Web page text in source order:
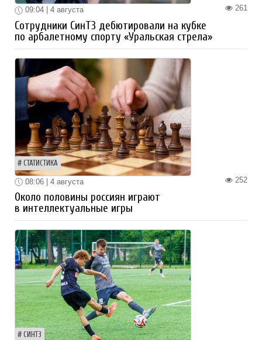
261
09:04 | 4 августа
Сотрудники СинТЗ дебютировали на кубке
по арбалетному спорту «Уральская стрела»
СТАТИСТИКА
252
08:06 | 4 августа
Около половины россиян играют
в интеллектуальные игры
СИНТЗ